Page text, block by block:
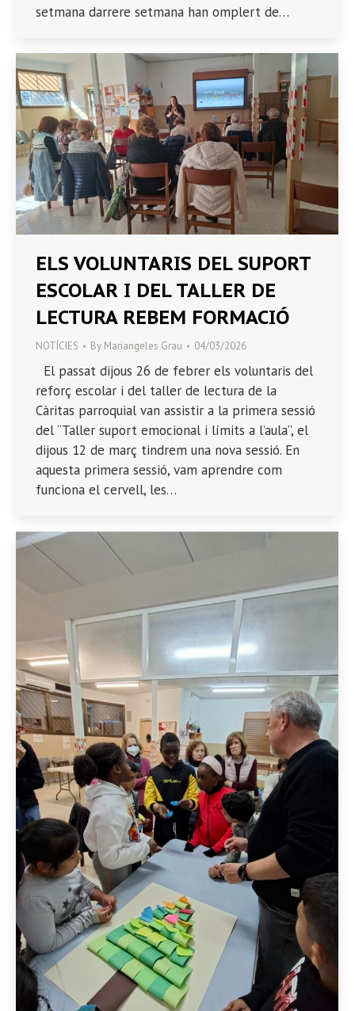
setmana darrere setmana han omplert de…
ELS VOLUNTARIS DEL SUPORT
ESCOLAR I DEL TALLER DE
LECTURA REBEM FORMACIÓ
NOTÍCIES By Mariangeles Grau 04/03/2026
El passat dijous 26 de febrer els voluntaris del
reforç escolar i del taller de lectura de la
Càritas parroquial van assistir a la primera sessió
del “Taller suport emocional i límits a l’aula”, el
dijous 12 de març tindrem una nova sessió. En
aquesta primera sessió, vam aprendre com
funciona el cervell, les…